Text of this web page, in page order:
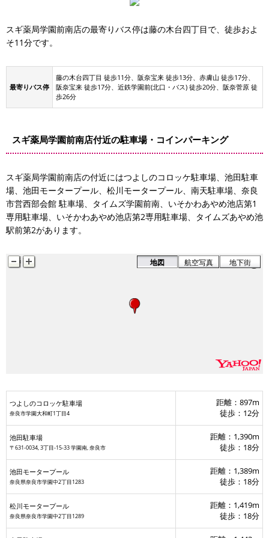
スギ薬局学園前南店の最寄りバス停は藤の木台四丁目で、徒歩およ
そ11分です。
最寄りバス停
藤の木台四丁目 徒歩11分、阪奈宝来 徒歩13分、赤膚山 徒歩17分、
阪奈宝来 徒歩17分、近鉄学園前(北口・バス) 徒歩20分、阪奈菅原 徒
歩26分
スギ薬局学園前南店付近の駐車場・コインパーキング
スギ薬局学園前南店の付近にはつよしのコロッケ駐車場、池田駐車
場、池田モータープール、松川モータープール、南天駐車場、奈良
市営西部会館 駐車場、タイムズ学園前南、いそかわあやめ池店第1
専用駐車場、いそかわあやめ池店第2専用駐車場、タイムズあやめ池
駅前第2があります。
地図 航空写真 地下街
つよしのコロッケ駐車場
奈良市学園大和町1丁目4
距離：897m
徒歩：12分
池田駐車場
〒631-0034, 3丁目-15-33 学園南, 奈良市
距離：1,390m
徒歩：18分
池田モータープール
奈良県奈良市学園中2丁目1283
距離：1,389m
徒歩：18分
松川モータープール
奈良県奈良市学園中2丁目1289
距離：1,419m
徒歩：18分